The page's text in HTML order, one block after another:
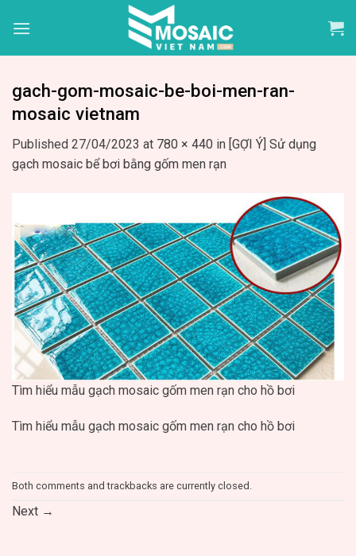
gach-gom-mosaic-be-boi-men-ran-
mosaic vietnam
Published 27/04/2023 at 780 × 440 in [GỢI Ý] Sử dụng
gạch mosaic bể bơi bằng gốm men rạn
Tìm hiểu mẫu gạch mosaic gốm men rạn cho hồ bơi
Tìm hiểu mẫu gạch mosaic gốm men rạn cho hồ bơi
Both comments and trackbacks are currently closed.
Next →